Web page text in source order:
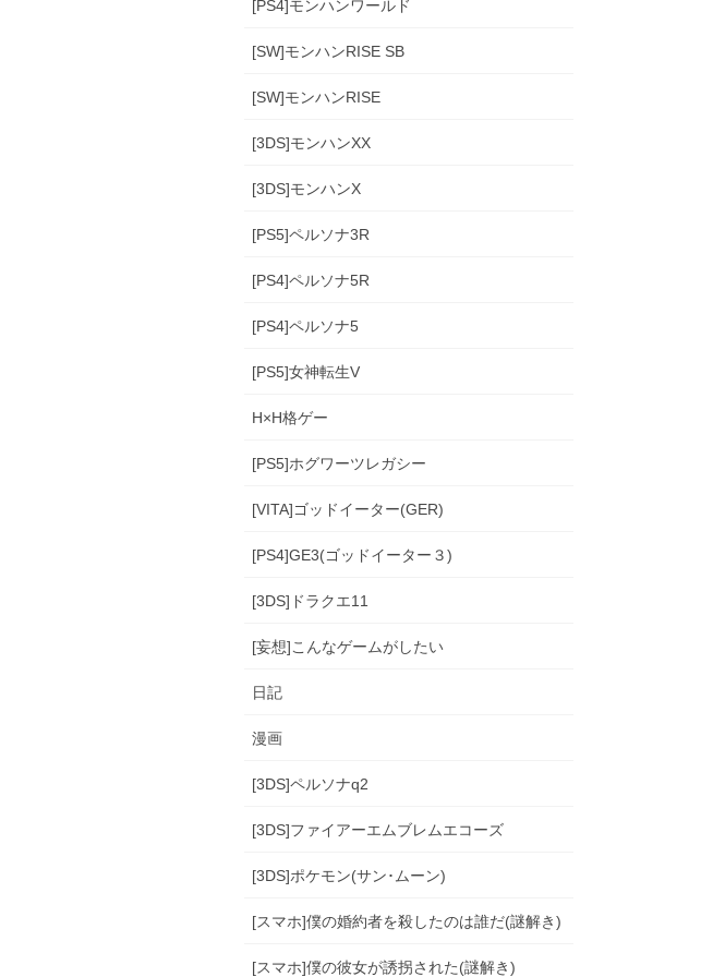
[PS4]モンハンワールド
[SW]モンハンRISE SB
[SW]モンハンRISE
[3DS]モンハンXX
[3DS]モンハンX
[PS5]ペルソナ3R
[PS4]ペルソナ5R
[PS4]ペルソナ5
[PS5]女神転生V
H×H格ゲー
[PS5]ホグワーツレガシー
[VITA]ゴッドイーター(GER)
[PS4]GE3(ゴッドイーター３)
[3DS]ドラクエ11
[妄想]こんなゲームがしたい
日記
漫画
[3DS]ペルソナq2
[3DS]ファイアーエムブレムエコーズ
[3DS]ポケモン(サン･ムーン)
[スマホ]僕の婚約者を殺したのは誰だ(謎解き)
[スマホ]僕の彼女が誘拐された(謎解き)